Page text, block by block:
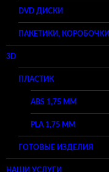
DVD ДИСКИ
ПАКЕТИКИ, КОРОБОЧКИ
3D
ПЛАСТИК
ABS 1,75 ММ
PLA 1,75 ММ
ГОТОВЫЕ ИЗДЕЛИЯ
НАШИ УСЛУГИ